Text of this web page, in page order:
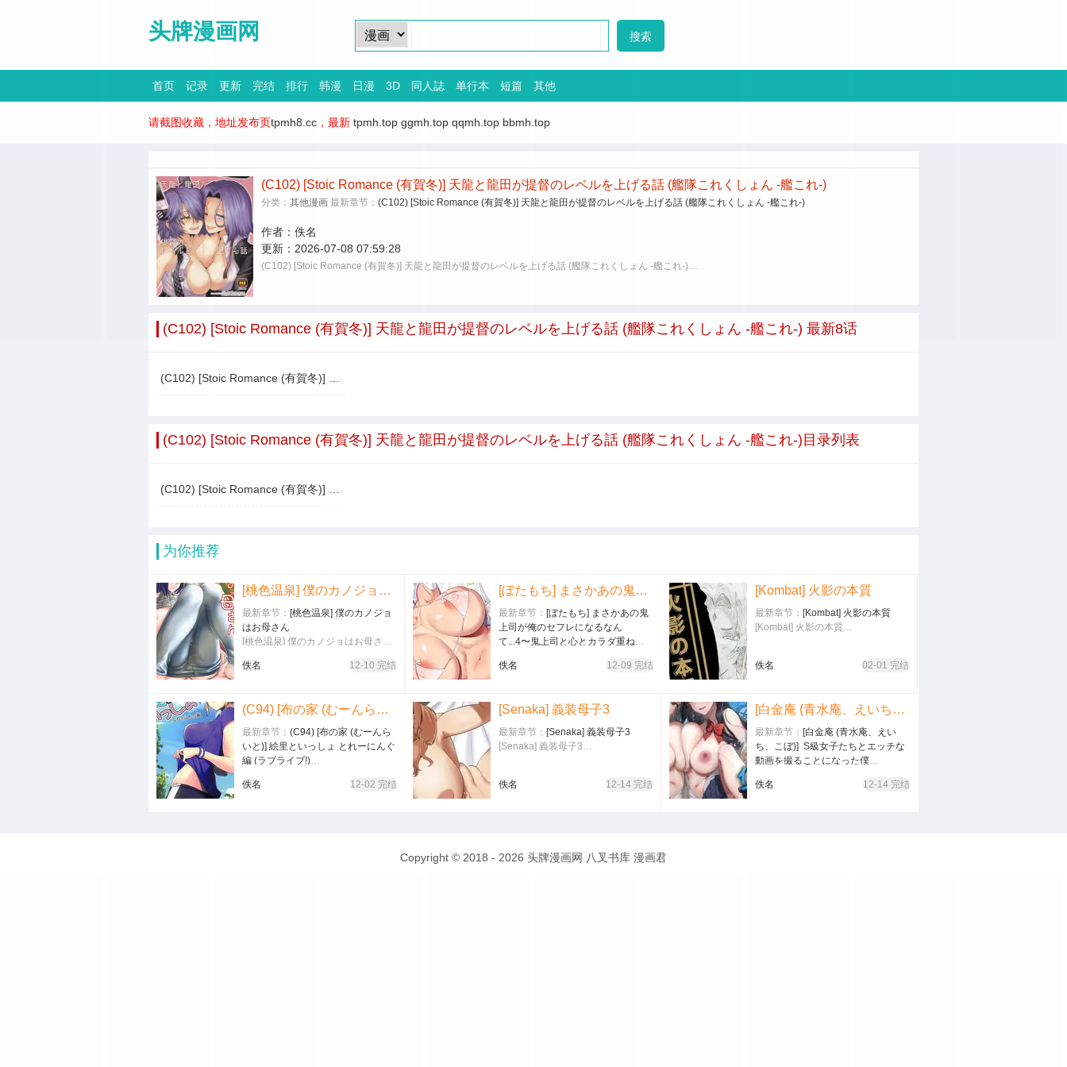
头牌漫画网
首页 记录 更新 完结 排行 韩漫 日漫 3D 同人誌 单行本 短篇 其他
请截图收藏，地址发布页tpmh8.cc ，最新 tpmh.top ggmh.top qqmh.top bbmh.top
(C102) [Stoic Romance (有賀冬)] 天龍と龍田が提督のレベルを上げる話 (艦隊これくしょん -艦これ-)
分类： 其他漫画 最新章节： (C102) [Stoic Romance (有賀冬)] 天龍と龍田が提督のレベルを上げる話 (艦隊これくしょん -艦これ-)
作者： 佚名
更新： 2026-07-08 07:59:28
(C102) [Stoic Romance (有賀冬)] 天龍と龍田が提督のレベルを上げる話 (艦隊これくしょん -艦これ-)…
(C102) [Stoic Romance (有賀冬)] 天龍と龍田が提督のレベルを上げる話 (艦隊これくしょん -艦これ-) 最新8话
(C102) [Stoic Romance (有賀冬)] 天龍と龍田が提督のレベルを上げる話 (艦隊これくしょん -艦これ-)目录列表
为你推荐
[桃色温泉] 僕のカノジョはお母さん
最新章节： [桃色温泉] 僕のカノジョ
はお母さん
[桃色温泉] 僕のカノジョはお母さ
佚名
12-10 完结
[ぼたもち] まさかあの鬼上司が俺のセフレになるなんて...4〜鬼上司と心とカラダ重ねる純愛 結婚初夜〜
最新章节： [ぼたもち] まさかあの鬼
上司が俺のセフレになるなん
て...4〜鬼上司と心とカラダ重ねる
[ぼたもち] まさかあの鬼上司が俺の
佚名 12-09 完结
[Kombat] 火影の本質
最新章节： [Kombat] 火影の本質
[Kombat] 火影の本質…
佚名 02-01 完结
(C94) [布の家 (むーんらいと)] 絵里といっしょ とれーにんぐ編 (ラブライブ!)
最新章节： (C94) [布の家 (むーんら
いと)] 絵里といっしょ とれーにんぐ
編 (ラブライブ!)
といっしょ とれーにんぐ編 (ラブラ
佚名 12-02 完结
[Senaka] 義装母子3
最新章节： [Senaka] 義装母子3
[Senaka] 義装母子3…
佚名 12-14 完结
[白金庵 (青水庵、えいち、こぼ)] S級女子たちとエッチな動画を撮ることになった僕
最新章节： [白金庵 (青水庵、えい
ち、こぼ)] S級女子たちとエッチな
動画を撮ることになった僕
女子たちとエッチな動画を撮ること
佚名 12-14 完结
Copyright © 2018 - 2026 头牌漫画网 八叉书库 漫画君